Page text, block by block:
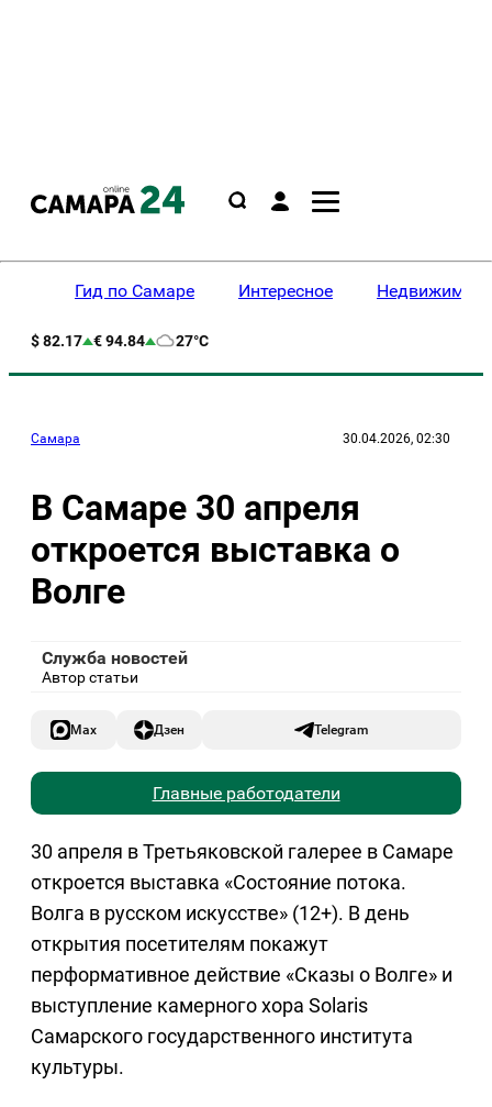
Гид по Самаре Интересное
$ 82.17 € 94.84 27°C
Самара 30.04.2026, 02:30
В Самаре 30 апреля
откроется выставка о
Волге
Служба новостей
Автор статьи
Max Дзен Telegram
Главные работодатели
30 апреля в Третьяковской галерее в Самаре
откроется выставка «Состояние потока.
Волга в русском искусстве» (12+). В день
открытия посетителям покажут
перформативное действие «Сказы о Волге» и
выступление камерного хора Solaris
Самарского государственного института
культуры.